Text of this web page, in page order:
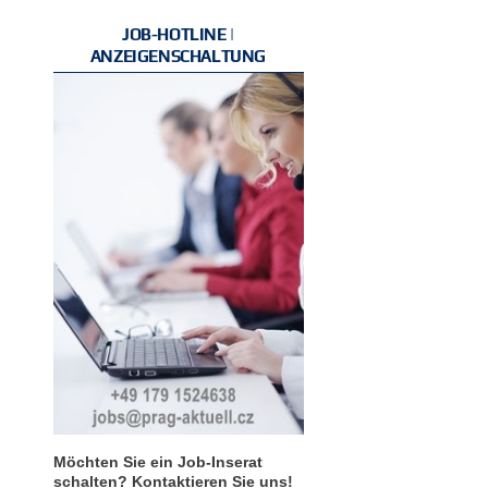
JOB-HOTLINE |
ANZEIGENSCHALTUNG
Möchten Sie ein Job-Inserat
schalten? Kontaktieren Sie uns!